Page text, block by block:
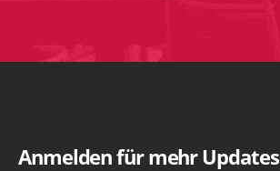
Anmelden für mehr Updates